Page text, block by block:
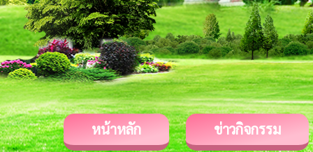
หน้าหลัก ข่าวกิจกรรม